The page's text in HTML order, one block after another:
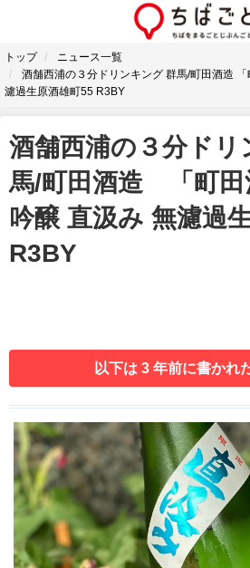
トップ
ニュース一覧
酒舗西浦の３分ドリンキング 群馬/町田酒造
濾過生原酒雄町55 R3BY
酒舗西浦の３分ドリ
馬/町田酒造 「町田
吟醸 直汲み 無濾過
R3BY
以下は 3 年前に書かれ